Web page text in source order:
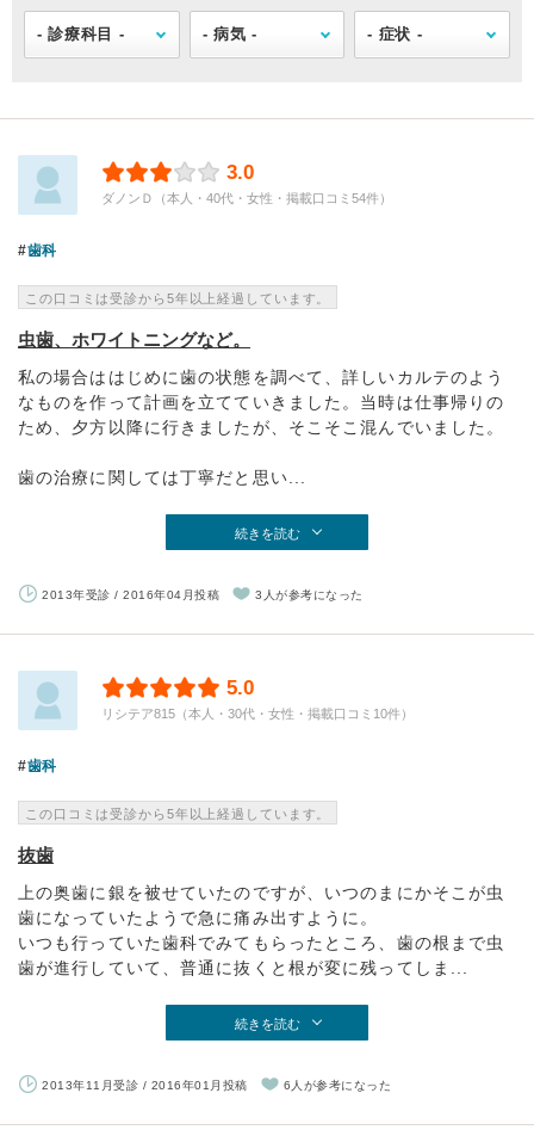
3.0
ダノンＤ（本人・40代・女性・掲載口コミ54件）
歯科
この口コミは受診から5年以上経過しています。
虫歯、ホワイトニングなど。
私の場合ははじめに歯の状態を調べて、詳しいカルテのよう
なものを作って計画を立てていきました。当時は仕事帰りの
ため、夕方以降に行きましたが、そこそこ混んでいました。
歯の治療に関しては丁寧だと思い...
続きを読む
2013年受診 / 2016年04月投稿 3人が参考になった
5.0
リシテア815（本人・30代・女性・掲載口コミ10件）
歯科
この口コミは受診から5年以上経過しています。
抜歯
上の奥歯に銀を被せていたのですが、いつのまにかそこが虫
歯になっていたようで急に痛み出すように。
いつも行っていた歯科でみてもらったところ、歯の根まで虫
歯が進行していて、普通に抜くと根が変に残ってしま...
続きを読む
2013年11月受診 / 2016年01月投稿 6人が参考になった